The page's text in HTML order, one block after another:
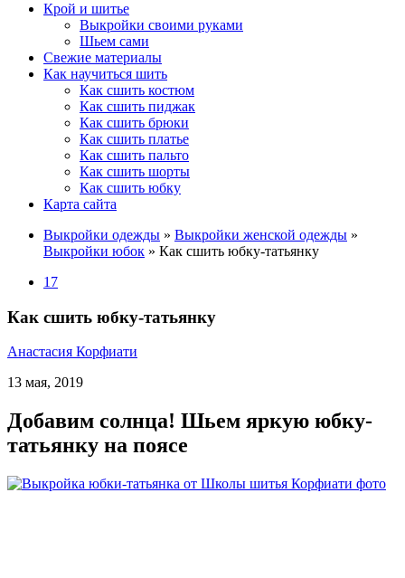
Крой и шитье
Выкройки своими руками
Шьем сами
Свежие материалы
Как научиться шить
Как сшить костюм
Как сшить пиджак
Как сшить брюки
Как сшить платье
Как сшить пальто
Как сшить шорты
Как сшить юбку
Карта сайта
Выкройки одежды » Выкройки женской одежды »
Выкройки юбок » Как сшить юбку-татьянку
17
Как сшить юбку-татьянку
Анастасия Корфиати
13 мая, 2019
Добавим солнца! Шьем яркую юбку-
татьянку на поясе